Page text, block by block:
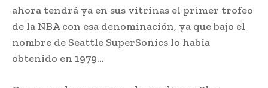
ahora tendrá ya en sus vitrinas el primer trofeo
de la NBA con esa denominación, ya que bajo el
nombre de Seattle SuperSonics lo había
obtenido en 1979…